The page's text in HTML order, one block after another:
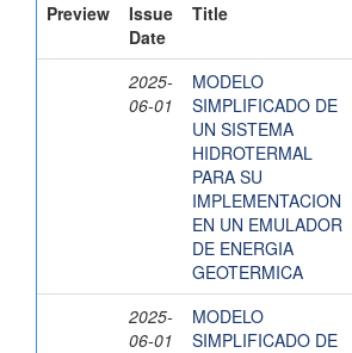
Preview
Issue
Date
Title
2025-
06-01
MODELO
SIMPLIFICADO DE
UN SISTEMA
HIDROTERMAL
PARA SU
IMPLEMENTACION
EN UN EMULADOR
DE ENERGIA
GEOTERMICA
2025-
06-01
MODELO
SIMPLIFICADO DE